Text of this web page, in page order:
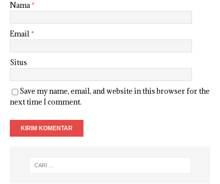
Nama*
Email *
Situs
Save my name, email, and website in this browser for the
next time I comment.